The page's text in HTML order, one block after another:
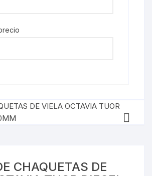
CHAQUETAS DE